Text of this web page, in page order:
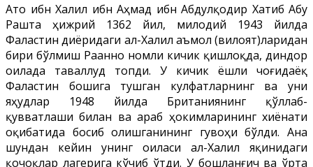
Ато ибн Халил ибн Аҳмад ибн Абдулқодир Хатиб Абу
Рашта ҳижрий 1362 йил, милодий 1943 йилда
Фаластин диёридаги ал-Халил аъмол (вилоят)ларидан
бири бўлмиш Раанно номли кичик қишлоқда, диндор
оилада таваллуд топди. У кичик ёшли чоғидаёқ
Фаластин бошига тушган кулфатларнинг ва уни
яҳудлар 1948 йилда Британиянинг қўллаб-
қувватлаши билан ва араб ҳокимларининг хиёнати
оқибатида босиб олишганининг гувоҳи бўлди. Ана
шундан кейин унинг оиласи ал-Халил яқинидаги
қочоқлар лагерига кўчиб ўтди. У бошланғич ва ўрта